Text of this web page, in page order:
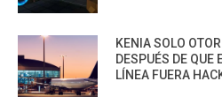
KENIA SOLO
DESPUÉS DE QUE
LÍNEA FUERA